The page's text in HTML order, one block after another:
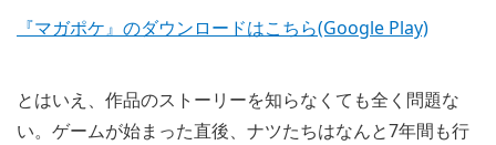
『マガポケ』のダウンロードはこちら(Google Play)
とはいえ、作品のストーリーを知らなくても全く問題な
い。ゲームが始まった直後、ナツたちはなんと7年間も行